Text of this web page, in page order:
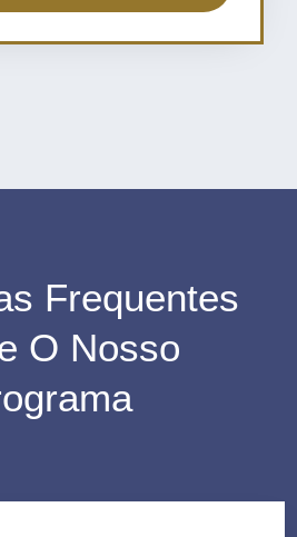
Frequentes
O Nosso